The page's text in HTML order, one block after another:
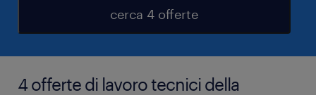
cerca 4 offerte
4 offerte di lavoro tecnici della